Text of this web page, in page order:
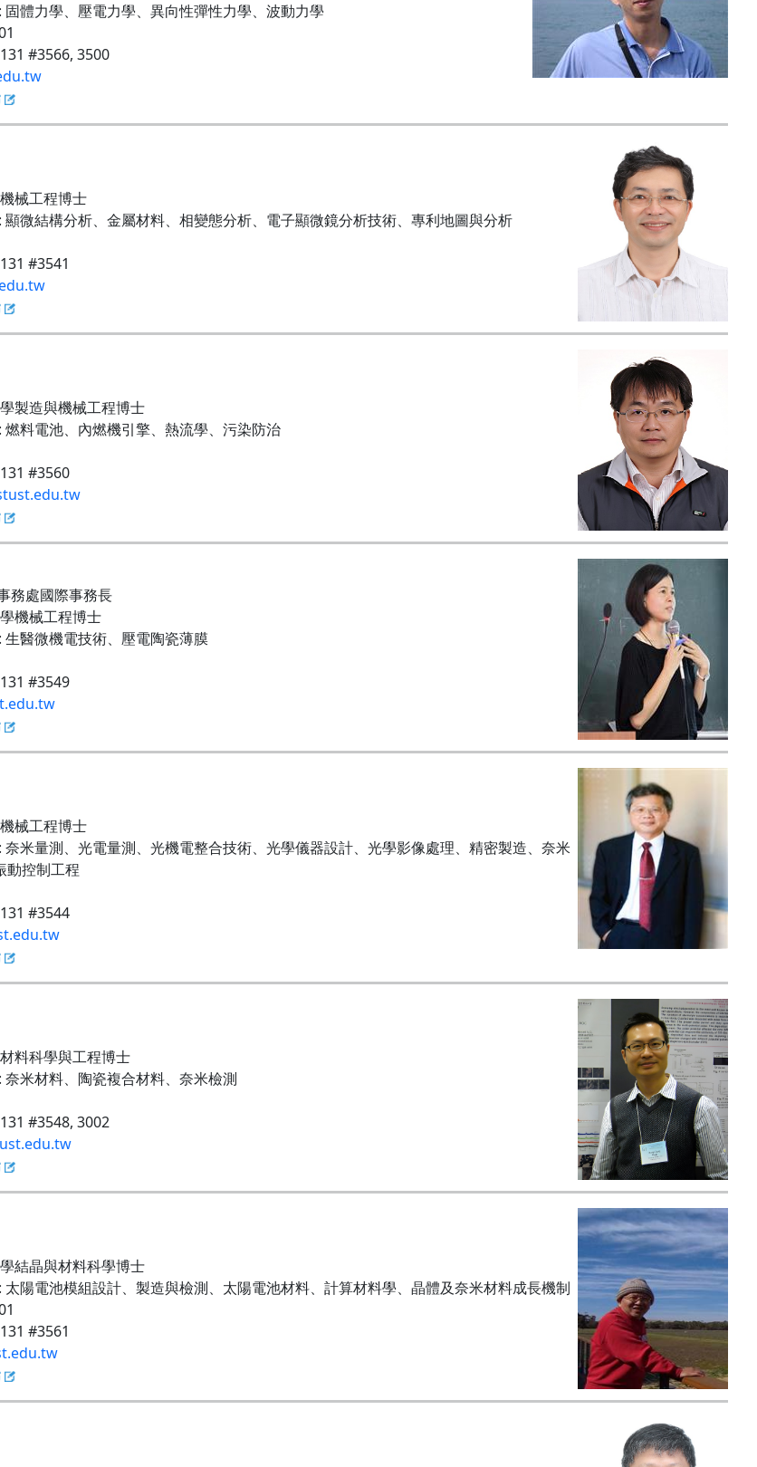
: 固體力學、壓電力學、異向性彈性力學、波動力學
#3566, 3500
械工程博士
: 顯微結構分析、金屬材料、相變態分析、電子顯微鏡分析技術、專利地圖與分析
#3541
製造與機械工程博士
: 燃料電池、內燃機引擎、熱流學、污染防治
#3560
務處國際事務長
機械工程博士
: 生醫微機電技術、壓電陶瓷薄膜
#3549
械工程博士
: 奈米量測、光電量測、光機電整合技術、光學儀器設計、光學影像處理、精密製造、奈米
動控制工程
#3544
料科學與工程博士
: 奈米材料、陶瓷複合材料、奈米檢測
#3548, 3002
結晶與材料科學博士
: 太陽電池模組設計、製造與檢測、太陽電池材料、計算材料學、晶體及奈米材料成長機制
#3561